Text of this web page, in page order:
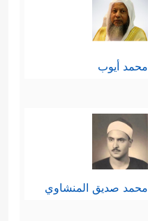
محمد أيوب
محمد صديق المنشاوي